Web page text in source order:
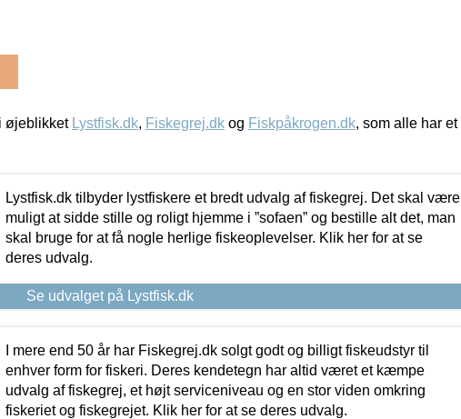
øjeblikket Lystfisk.dk, Fiskegrej.dk og Fiskpåkrogen.dk, som alle har et
Lystfisk.dk tilbyder lystfiskere et bredt udvalg af fiskegrej. Det skal være
muligt at sidde stille og roligt hjemme i ”sofaen” og bestille alt det, man
skal bruge for at få nogle herlige fiskeoplevelser. Klik her for at se
deres udvalg.
Se udvalget på Lystfisk.dk
I mere end 50 år har Fiskegrej.dk solgt godt og billigt fiskeudstyr til
enhver form for fiskeri. Deres kendetegn har altid været et kæmpe
udvalg af fiskegrej, et højt serviceniveau og en stor viden omkring
fiskeriet og fiskegrejet. Klik her for at se deres udvalg.